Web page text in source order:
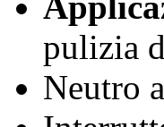
pulizia
Neutro